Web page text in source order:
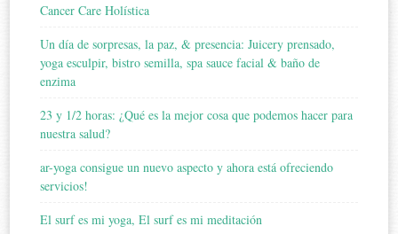
Cancer Care Holística
Un día de sorpresas, la paz, & presencia: Juicery prensado,
yoga esculpir, bistro semilla, spa sauce facial & baño de
enzima
23 y 1/2 horas: ¿Qué es la mejor cosa que podemos hacer para
nuestra salud?
ar-yoga consigue un nuevo aspecto y ahora está ofreciendo
servicios!
El surf es mi yoga, El surf es mi meditación